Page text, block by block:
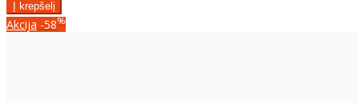
Akcija -58%